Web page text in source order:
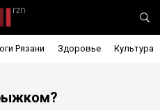
Рязани Здоровье Культура